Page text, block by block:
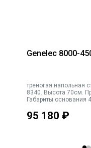
Genelec 8000-
треногая напольная
8340. Высота 70см.
Габариты основания
95 180 ₽